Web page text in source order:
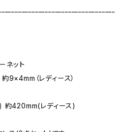
ネット
9×4mm（レディース）
約420mm(レディース)